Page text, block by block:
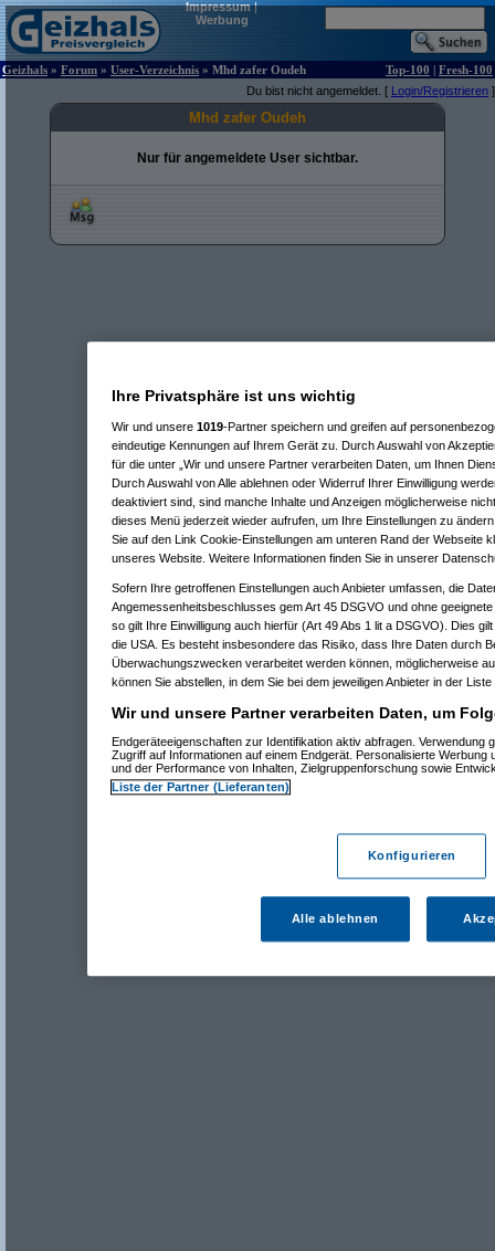
Impressum|
Werbung
Geizhals » Forum » User-Verzeichnis » Mhd zafer Oudeh Top-100 | Fresh-100
Du bist nicht angemeldet. [ Login/Registrieren ]
Mhd zafer Oudeh
Nur für angemeldete User sichtbar.
Ihre Privatsphäre ist uns wichtig
Wir und unsere 1019-Partner speichern und greifen auf
eindeutige Kennungen auf Ihrem Gerät zu. Durch Auswahl von
für die unter „Wir und unsere Partner verarbeiten Daten, um Ihnen
Durch Auswahl von Alle ablehnen oder Widerruf Ihrer Einwilligung
deaktiviert sind, sind manche Inhalte und Anzeigen möglicherweise
dieses Menü jederzeit wieder aufrufen, um Ihre Einstellungen zu
Sie auf den Link Cookie-Einstellungen am unteren Rand der Webseite
unseres Website. Weitere Informationen finden Sie in unserer
Sofern Ihre getroffenen Einstellungen auch Anbieter umfassen, die
Angemessenheitsbeschlusses gem Art 45 DSGVO und ohne
so gilt Ihre Einwilligung auch hierfür (Art 49 Abs 1 lit a DSGVO). Dies
die USA. Es besteht insbesondere das Risiko, dass Ihre Daten durch
Überwachungszwecken verarbeitet werden können, möglicherweise
können Sie abstellen, in dem Sie bei dem jeweiligen Anbieter in der
Wir und unsere Partner verarbeiten Daten, um
Endgeräteeigenschaften zur Identifikation aktiv abfragen. Verwendung
Zugriff auf Informationen auf einem Endgerät. Personalisierte Werbung
und der Performance von Inhalten, Zielgruppenforschung sowie
Liste der Partner (Lieferanten)
Konfigurieren
Alle ablehnen